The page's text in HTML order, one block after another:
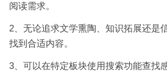
阅读需求。
2、无论追求文学熏陶、知识拓展还是
找到合适内容。
3、可以在特定板块使用搜索功能查找